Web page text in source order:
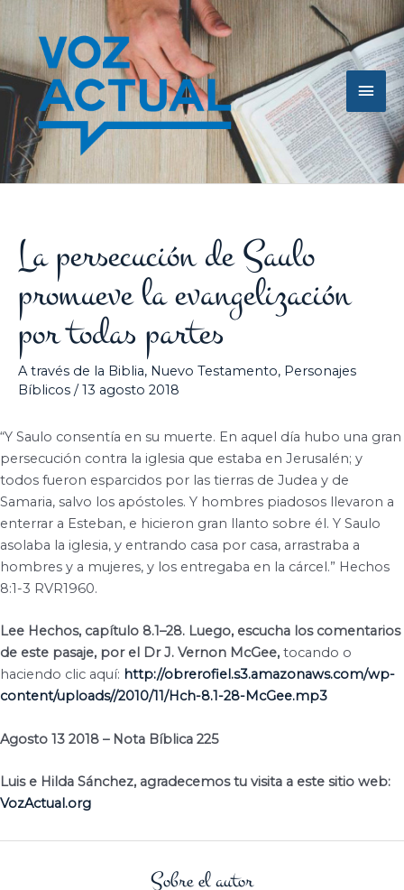
contenido
La persecución de Saulo
promueve la evangelización
por todas partes
A través de la Biblia, Nuevo Testamento, Personajes
Bíblicos /13 agosto 2018
“Y Saulo consentía en su muerte. En aquel día hubo una gran
persecución contra la iglesia que estaba en Jerusalén; y
todos fueron esparcidos por las tierras de Judea y de
Samaria, salvo los apóstoles. Y hombres piadosos llevaron a
enterrar a Esteban, e hicieron gran llanto sobre él. Y Saulo
asolaba la iglesia, y entrando casa por casa, arrastraba a
hombres y a mujeres, y los entregaba en la cárcel.” Hechos
8:1-3 RVR1960.
Lee Hechos, capítulo 8.1–28. Luego, escucha los comentarios
de este pasaje, por el Dr J. Vernon McGee, tocando o
haciendo clic aquí: http://obrerofiel.s3.amazonaws.com/wp-
content/uploads//2010/11/Hch-8.1-28-McGee.mp3
Agosto 13 2018 – Nota Bíblica 225
Luis e Hilda Sánchez, agradecemos tu visita a este sitio web:
VozActual.org
Sobre el autor